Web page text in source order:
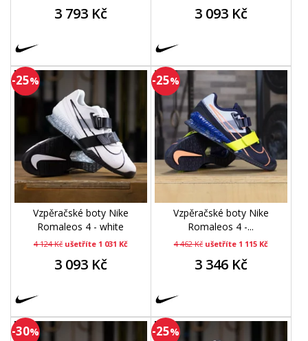
3 793 Kč 3 093 Kč
-25%
Vzpěračské boty Nike
Romaleos 4 - white
4 124 Kč ušetříte 1 031 Kč
3 093 Kč
-25%
Vzpěračské boty Nike
Romaleos 4 -...
4 462 Kč ušetříte 1 115 Kč
3 346 Kč
-30% -25%